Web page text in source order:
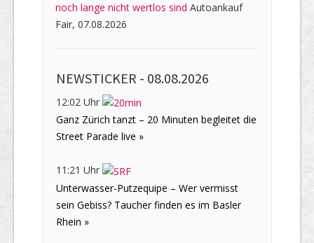
noch lange nicht wertlos sind Autoankauf
Fair, 07.08.2026
NEWSTICKER - 08.08.2026
12:02 Uhr
Ganz Zürich tanzt – 20 Minuten begleitet die
Street Parade live »
11:21 Uhr
Unterwasser-Putzequipe – Wer vermisst
sein Gebiss? Taucher finden es im Basler
Rhein »